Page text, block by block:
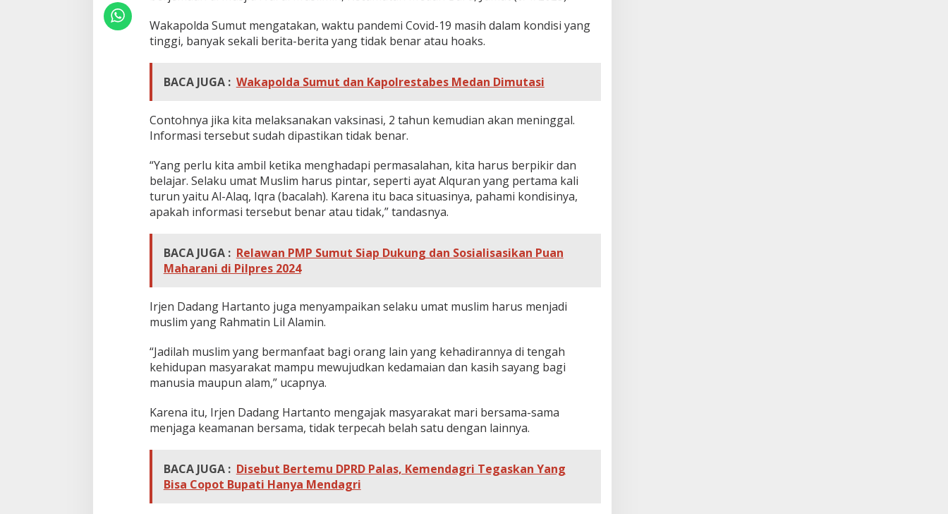
Wakapolda Sumut mengatakan, waktu pandemi Covid-19 masih dalam kondisi yang
tinggi, banyak sekali berita-berita yang tidak benar atau hoaks.
BACA JUGA : Wakapolda Sumut dan Kapolrestabes Medan Dimutasi
Contohnya jika kita melaksanakan vaksinasi, 2 tahun kemudian akan meninggal.
Informasi tersebut sudah dipastikan tidak benar.
“Yang perlu kita ambil ketika menghadapi permasalahan, kita harus berpikir dan
belajar. Selaku umat Muslim harus pintar, seperti ayat Alquran yang pertama kali
turun yaitu Al-Alaq, Iqra (bacalah). Karena itu baca situasinya, pahami kondisinya,
apakah informasi tersebut benar atau tidak,” tandasnya.
BACA JUGA : Relawan PMP Sumut Siap Dukung dan Sosialisasikan Puan
Maharani di Pilpres 2024
Irjen Dadang Hartanto juga menyampaikan selaku umat muslim harus menjadi
muslim yang Rahmatin Lil Alamin.
“Jadilah muslim yang bermanfaat bagi orang lain yang kehadirannya di tengah
kehidupan masyarakat mampu mewujudkan kedamaian dan kasih sayang bagi
manusia maupun alam,” ucapnya.
Karena itu, Irjen Dadang Hartanto mengajak masyarakat mari bersama-sama
menjaga keamanan bersama, tidak terpecah belah satu dengan lainnya.
BACA JUGA : Disebut Bertemu DPRD Palas, Kemendagri Tegaskan Yang
Bisa Copot Bupati Hanya Mendagri